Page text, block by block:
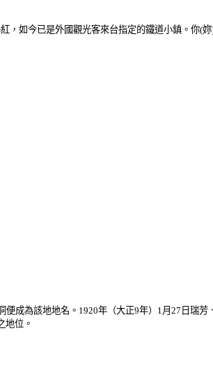
如今已是外國觀光客來台指定的鐵道小鎮。你(
成為該地地名。1920年（大正9年）1月27日瑞
地位。